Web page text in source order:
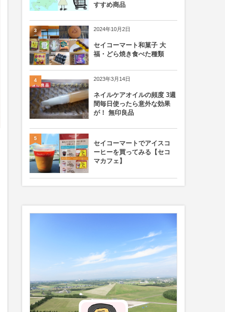
すすめ商品
2024年10月2日
セイコーマート和菓子 大
福・どら焼き食べた種類
3
2023年3月14日
ネイルケアオイルの頻度 3週
間毎日使ったら意外な効果
が！ 無印良品
4
セイコーマートでアイスコ
ーヒーを買ってみる【セコ
マカフェ】
5